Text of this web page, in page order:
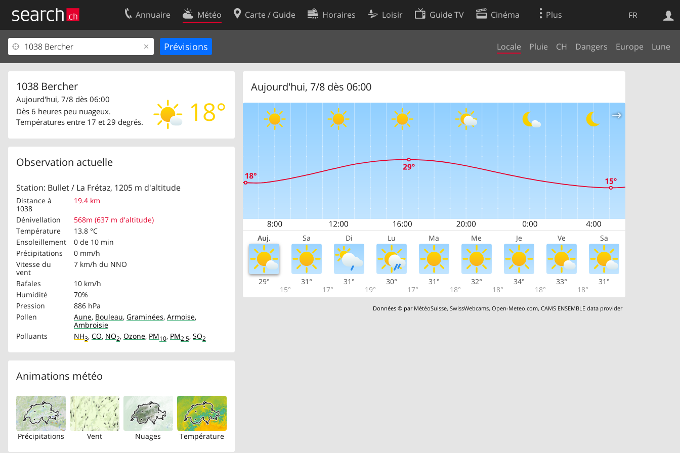
FR
Annuaire Météo Carte / Guide Horaires Loisir Guide TV Cinéma Plus
Locale Pluie CH Dangers Europe Lune
1038 Bercher
18°
Aujourd'hui, 7/8 dès 06:00
Dès 6 heures peu nuageux.
Températures entre 17 et 29 degrés.
Observation actuelle
Station: Bullet / La Frétaz, 1205 m d'altitude
Distance à
1038
19.4 km
Dénivellation
568m (637 m d'altitude)
Température
13.8 °C
Ensoleillement
0 de 10 min
Précipitations
0 mm/h
Vitesse du
vent
7 km/h du NNO
Rafales
10 km/h
Humidité
70%
Pression
886 hPa
Pollen
Aune, Bouleau, Graminées, Armoise,
Ambroisie
Polluants
NH3, CO, NO2, Ozone, PM10, PM2.5, SO2
Animations météo
Précipitations Vent Nuages Température
Aujourd'hui, 7/8 dès 06:00
Auj. Sa Di Lu Ma Me Je Ve Sa
29°
15°
31°
17°
31°
19°
30°
17°
31°
18°
32°
18°
34°
18°
33°
18°
31°
Données © par MétéoSuisse,SwissWebcams,Open-Meteo.com,CAMS ENSEMBLE data provider
Web
Votre inscription
Centre clients
Mentions Légales
Contact
Conditions d’utilisation
Préférences de cookies